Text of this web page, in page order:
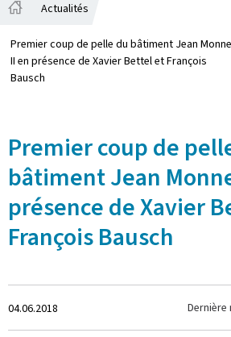
Actualités
Premier coup de pelle du bâtiment Jean
II en présence de Xavier Bettel et François
Bausch
Premier coup de
bâtiment Jean
présence de Xavier
François Bausch
Crée
le
04.06.2018